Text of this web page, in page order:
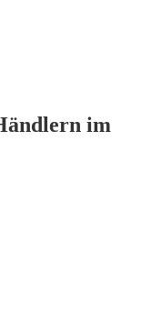
im